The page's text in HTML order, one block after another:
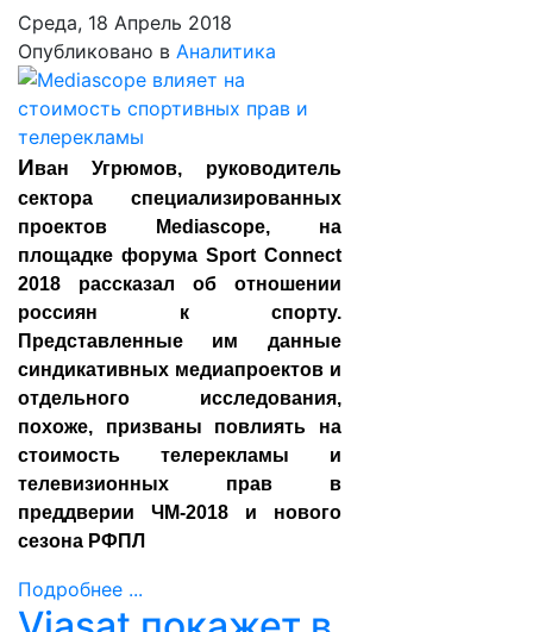
Среда, 18 Апрель 2018
Опубликовано в Аналитика
Иван Угрюмов, руководитель
сектора специализированных
проектов Mediascope, на
площадке форума Sport Connect
2018 рассказал об отношении
россиян к спорту.
Представленные им данные
синдикативных медиапроектов и
отдельного исследования,
похоже, призваны повлиять на
стоимость телерекламы и
телевизионных прав в
преддверии ЧМ-2018 и нового
сезона РФПЛ
Подробнее ...